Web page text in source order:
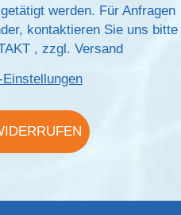
werden. Für Anfragen
kontaktieren Sie uns bitte
, zzgl. Versand